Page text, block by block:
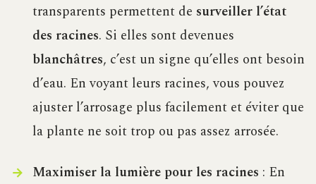
transparents permettent de surveiller l’état
des racines. Si elles sont devenues
blanchâtres, c’est un signe qu’elles ont besoin
d’eau. En voyant leurs racines, vous pouvez
ajuster l’arrosage plus facilement et éviter que
la plante ne soit trop ou pas assez arrosée.
Maximiser la lumière pour les racines : En